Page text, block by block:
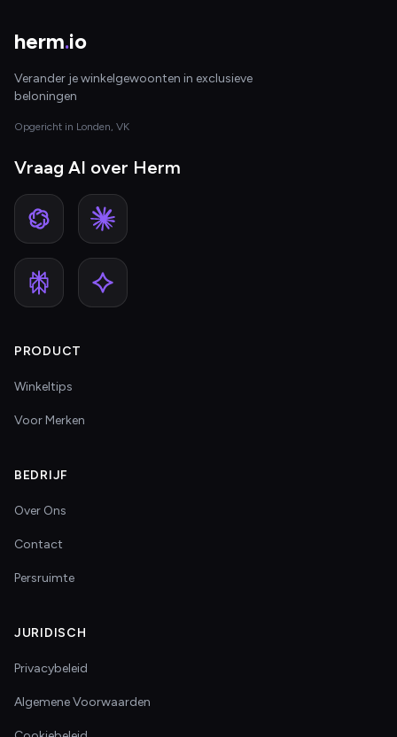
herm.io
Verander je winkelgewoonten in exclusieve
beloningen
Opgericht in Londen, VK
Vraag AI over Herm
PRODUCT
Winkeltips
Voor Merken
BEDRIJF
Over Ons
Contact
Persruimte
JURIDISCH
Privacybeleid
Algemene Voorwaarden